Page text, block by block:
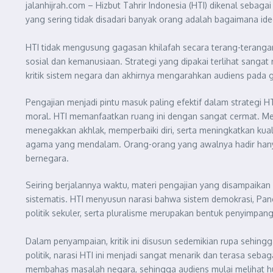
jalanhijrah.com – Hizbut Tahrir Indonesia (HTI) dikenal
yang sering tidak disadari banyak orang adalah bagaimana
HTI tidak mengusung gagasan khilafah secara terang-
sosial dan kemanusiaan. Strategi yang dipakai terlihat
kritik sistem negara dan akhirnya mengarahkan audiens
Pengajian menjadi pintu masuk paling efektif dalam strategi
moral. HTI memanfaatkan ruang ini dengan sangat cermat.
menegakkan akhlak, memperbaiki diri, serta meningkatkan
agama yang mendalam. Orang-orang yang awalnya hadir
bernegara.
Seiring berjalannya waktu, materi pengajian yang
sistematis. HTI menyusun narasi bahwa sistem demokrasi,
politik sekuler, serta pluralisme merupakan bentuk
Dalam penyampaian, kritik ini disusun sedemikian rupa
politik, narasi HTI ini menjadi sangat menarik dan terasa
membahas masalah negara, sehingga audiens mulai melihat